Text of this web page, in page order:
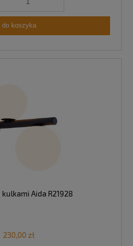
do koszyka
Aida R21928
230,00 zł